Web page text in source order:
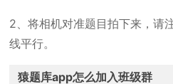
2、将相机对准题目拍下来，请
线平行。
猿题库app怎么加入班级群